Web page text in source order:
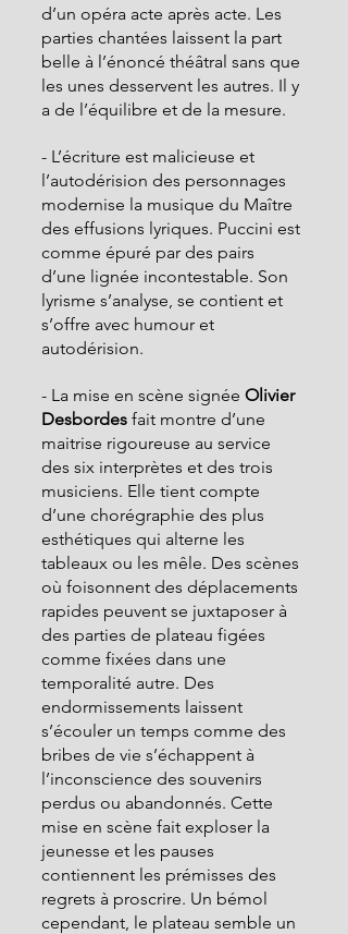
d’un opéra acte après acte. Les
parties chantées laissent la part
belle à l’énoncé théâtral sans que
les unes desservent les autres. Il y
a de l’équilibre et de la mesure.
- L’écriture est malicieuse et
l’autodérision des personnages
modernise la musique du Maître
des effusions lyriques. Puccini est
comme épuré par des pairs
d’une lignée incontestable. Son
lyrisme s’analyse, se contient et
s’offre avec humour et
autodérision.
- La mise en scène signée Olivier
Desbordes fait montre d’une
maitrise rigoureuse au service
des six interprètes et des trois
musiciens. Elle tient compte
d’une chorégraphie des plus
esthétiques qui alterne les
tableaux ou les mêle. Des scènes
où foisonnent des déplacements
rapides peuvent se juxtaposer à
des parties de plateau figées
comme fixées dans une
temporalité autre. Des
endormissements laissent
s’écouler un temps comme des
bribes de vie s’échappent à
l’inconscience des souvenirs
perdus ou abandonnés. Cette
mise en scène fait exploser la
jeunesse et les pauses
contiennent les prémisses des
regrets à proscrire. Un bémol
cependant, le plateau semble un